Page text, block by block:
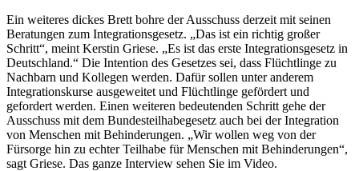
Ein weiteres dickes Brett bohre der Ausschuss derzeit mit seinen
Beratungen zum Integrationsgesetz. „Das ist ein richtig großer
Schritt“, meint Kerstin Griese. „Es ist das erste Integrationsgesetz in
Deutschland.“ Die Intention des Gesetzes sei, dass Flüchtlinge zu
Nachbarn und Kollegen werden. Dafür sollen unter anderem
Integrationskurse ausgeweitet und Flüchtlinge gefördert und
gefordert werden. Einen weiteren bedeutenden Schritt gehe der
Ausschuss mit dem Bundesteilhabegesetz auch bei der Integration
von Menschen mit Behinderungen. „Wir wollen weg von der
Fürsorge hin zu echter Teilhabe für Menschen mit Behinderungen“,
sagt Griese. Das ganze Interview sehen Sie im Video.